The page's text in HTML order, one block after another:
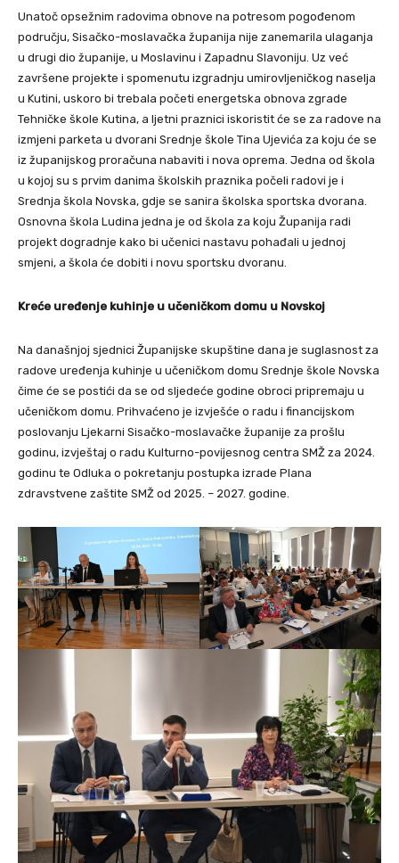
Unatoč opsežnim radovima obnove na potresom pogođenom
području, Sisačko-moslavačka županija nije zanemarila ulaganja
u drugi dio županije, u Moslavinu i Zapadnu Slavoniju. Uz već
završene projekte i spomenutu izgradnju umirovljeničkog naselja
u Kutini, uskoro bi trebala početi energetska obnova zgrade
Tehničke škole Kutina, a ljetni praznici iskoristit će se za radove na
izmjeni parketa u dvorani Srednje škole Tina Ujevića za koju će se
iz županijskog proračuna nabaviti i nova oprema. Jedna od škola
u kojoj su s prvim danima školskih praznika počeli radovi je i
Srednja škola Novska, gdje se sanira školska sportska dvorana.
Osnovna škola Ludina jedna je od škola za koju Županija radi
projekt dogradnje kako bi učenici nastavu pohađali u jednoj
smjeni, a škola će dobiti i novu sportsku dvoranu.
Kreće uređenje kuhinje u učeničkom domu u Novskoj
Na današnjoj sjednici Županijske skupštine dana je suglasnost za
radove uređenja kuhinje u učeničkom domu Srednje škole Novska
čime će se postići da se od sljedeće godine obroci pripremaju u
učeničkom domu. Prihvaćeno je izvješće o radu i financijskom
poslovanju Ljekarni Sisačko-moslavačke županije za prošlu
godinu, izvještaj o radu Kulturno-povijesnog centra SMŽ za 2024.
godinu te Odluka o pokretanju postupka izrade Plana
zdravstvene zaštite SMŽ od 2025. – 2027. godine.